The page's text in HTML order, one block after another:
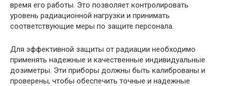
время его работы. Это позволяет контролировать
уровень радиационной нагрузки и принимать
соответствующие меры по защите персонала.
Для эффективной защиты от радиации необходимо
применять надежные и качественные индивидуальные
дозиметры. Эти приборы должны быть калиброваны и
проверены, чтобы обеспечить точные и надежные